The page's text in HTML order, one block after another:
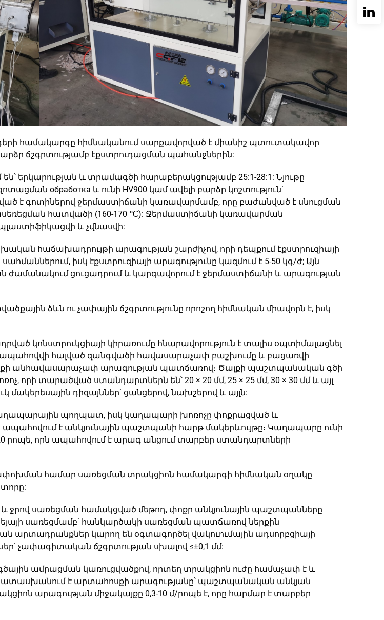
համակարգը հիմնականում սարքավորված է միանիշ պտուտակավոր
ճշգրտությամբ էքստրուդացման պահանջներին:
երկարության և տրամագծի հարաբերակցությամբ 25:1-28:1: Նյութը
обработка և ունի HV900 կամ ավելի բարձր կոշտություն՝
է գոտիներով ջերմաստիճանի կառավարմամբ, որը բաժանված է սնուցման
հատվածի (160-170 ℃): Ջերմաստիճանի կառավարման
պլաստիֆիկացվի և չվնասվի:
հաճախադրույթի արագության շարժիչով, որի դեպքում էքստրուզիայի
իսկ էքստրուզիայի արագությունը կազմում է 5-50 կգ/ժ; Այն
ցուցադրում և կարգավորում է ջերմաստիճանի և արագության
ձևն ու չափային ճշգրտությունը որոշող հիմնական միավորն է, իսկ
կոնստրուկցիայի կիրառումը հնարավորություն է տալիս օպտիմալացնել
ապահովվի հալված զանգվածի հավասարաչափ բաշխումը և բացառվի
անհավասարաչափ արագության պատճառով։ Ծալքի պաշտպանական գծի
տարածված ստանդարտներն են՝ 20 × 20 մմ, 25 × 25 մմ, 30 × 30 մմ և այլ
մակերեսային դիզայններ՝ ցանցերով, նախշերով և այլն:
պողպատ, իսկ կաղապարի խոռոչը փոքրացված և
ապահովում է անկյունային պաշտպանի հարթ մակերևույթը։ Կաղապարը ունի
որն ապահովում է արագ անցում տարբեր ստանդարտների
համար սառեցման տրակցիոն համակարգի հիմնական օղակը
և ջրով սառեցման համակցված մեթոդ, փոքր անկյունային պաշտպանները
սառեցմամբ՝ հանկարծակի սառեցման պատճառով ներքին
արտադրանքներ կարող են օգտագործել վակուումային ադսորբցիայի
չափագիտական ճշգրտության սխալով ≤±0,1 մմ:
ամրացման կառուցվածքով, որտեղ տրակցիոն ուժը համաչափ է և
է արտահոսքի արագությանը՝ պաշտպանական անկյան
արագության միջակայքը 0,3-10 մ/րոպե է, որը հարմար է տարբեր